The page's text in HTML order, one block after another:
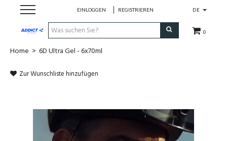
DE
0
EINLOGGEN REGISTRIEREN
Cadeaubon
Home > 6D Ultra Gel - 6x70ml
Zur Wunschliste hinzufügen